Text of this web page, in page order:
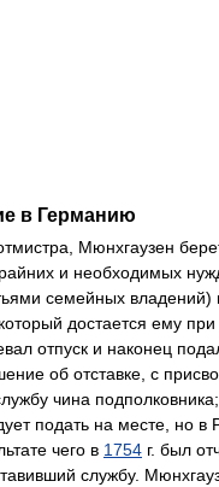
в Германию
Мюнхгаузен
и необходимых
семейных владений)
который достается ему
отпуск и наконец
об отставке, с
чина подполковника;
подать на месте, но в
чего в 1754 г. был
службу.